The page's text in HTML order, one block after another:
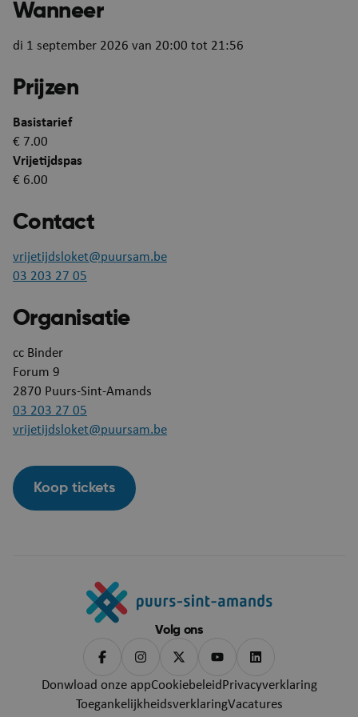
Wanneer
di 1 september 2026 van 20:00 tot 21:56
Prijzen
Basistarief
€ 7.00
Vrijetijdspas
€ 6.00
Contact
vrijetijdsloket@puursam.be
03 203 27 05
Organisatie
cc Binder
Forum 9
2870 Puurs-Sint-Amands
03 203 27 05
vrijetijdsloket@puursam.be
Koop tickets
Volg ons
Donwload onze appCookiebeleid Privacyverklaring
ToegankelijkheidsverklaringVacatures
Strikt noodzakelijke cookies maken de
website kan niet goed worden gebruikt zonder de
strikt noodzakelijke cookies.
JSESSIONID
ARRAffinity
Microsoft Corporation
.mijn.puurs-sint-
amands.be